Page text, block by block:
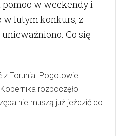
pomoc w weekendy i
w lutym konkurs, z
Co się
z Torunia. Pogotowie
rozpoczęło
nie muszą już jeździć do